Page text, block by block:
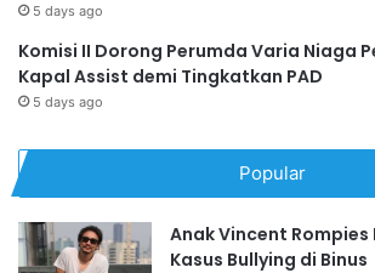
5 days ago
Komisi II Dorong Perumda Varia Niaga
Kapal Assist demi Tingkatkan PAD
5 days ago
Popular
Anak Vincent
Kasus Bullying di Binus